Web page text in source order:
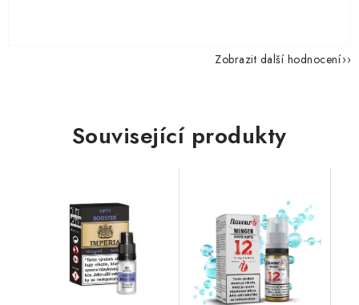
Zobrazit další hodnocení
Související produkty